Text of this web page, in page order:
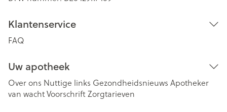
Klantenservice
FAQ
Uw apotheek
Over ons Nuttige links Gezondheidsnieuws Apotheker
van wachtVoorschriftZorgtarieven